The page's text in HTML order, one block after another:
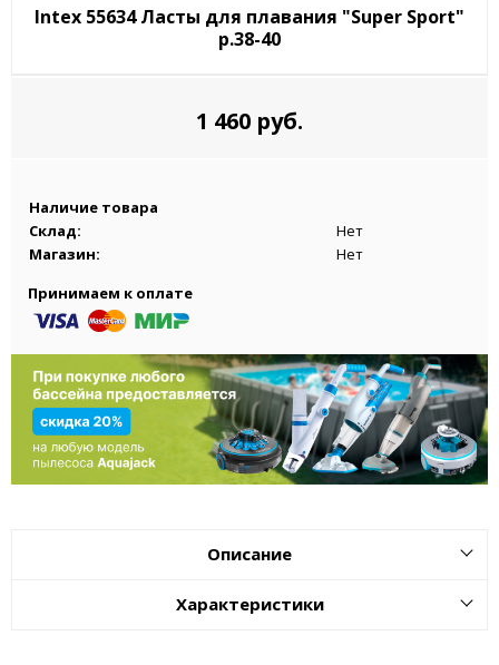
Intex 55634 Ласты для плавания "Super Sport"
р.38-40
1 460 руб.
Наличие товара
Склад:
Нет
Магазин:
Нет
Принимаем к оплате
Описание
Характеристики